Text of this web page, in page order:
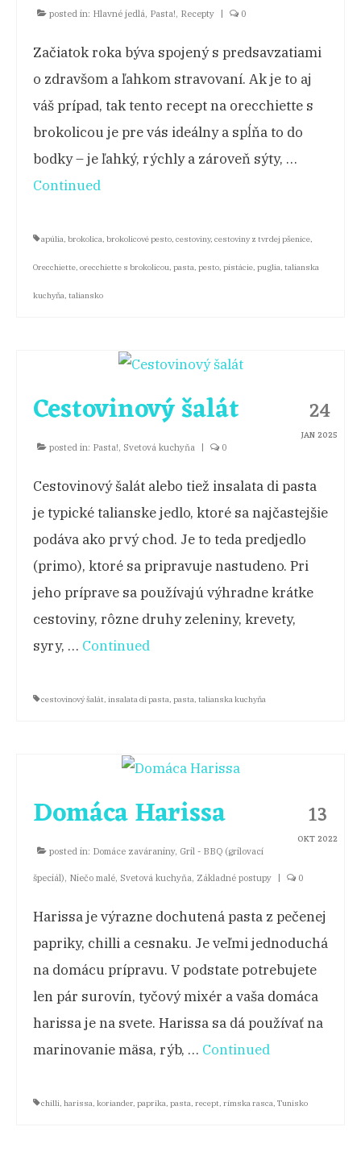
posted in: Hlavné jedlá, Pasta!, Recepty 0
Začiatok roka býva spojený s predsavzatiami
o zdravšom a ľahkom stravovaní. Ak je to aj
váš prípad, tak tento recept na orecchiette s
brokolicou je pre vás ideálny a spĺňa to do
bodky – je ľahký, rýchly a zároveň sýty, …
Continued
apúlia, brokolica, brokolicové pesto, cestoviny, cestoviny z tvrdej pšenice,
Orecchiette, orecchiette s brokolicou, pasta, pesto, pistácie, puglia, talianska
kuchyňa, taliansko
24
JAN 2025
Cestovinový šalát
posted in: Pasta!, Svetová kuchyňa 0
Cestovinový šalát alebo tiež insalata di pasta
je typické talianske jedlo, ktoré sa najčastejšie
podáva ako prvý chod. Je to teda predjedlo
(primo), ktoré sa pripravuje nastudeno. Pri
jeho príprave sa používajú výhradne krátke
cestoviny, rôzne druhy zeleniny, krevety,
syry, … Continued
cestovinový šalát, insalata di pasta, pasta, talianska kuchyňa
13
OKT 2022
Domáca Harissa
posted in: Domáce zaváraniny, Gril - BBQ (grilovací
špeciál), Niečo malé, Svetová kuchyňa, Základné postupy 0
Harissa je výrazne dochutená pasta z pečenej
papriky, chilli a cesnaku. Je veľmi jednoduchá
na domácu prípravu. V podstate potrebujete
len pár surovín, tyčový mixér a vaša domáca
harissa je na svete. Harissa sa dá používať na
marinovanie mäsa, rýb, … Continued
chilli, harissa, koriander, paprika, pasta, recept, rímska rasca, Tunisko